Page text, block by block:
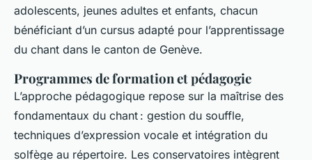
adolescents, jeunes adultes et enfants, chacun
bénéficiant d’un cursus adapté pour l’apprentissage
du chant dans le canton de Genève.
Programmes de formation et pédagogie
L’approche pédagogique repose sur la maîtrise des
fondamentaux du chant : gestion du souffle,
techniques d’expression vocale et intégration du
solfège au répertoire. Les conservatoires intègrent